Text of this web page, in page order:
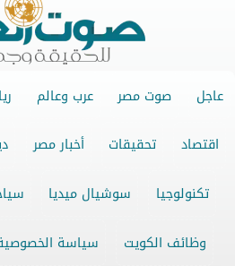
عاجل صوت مصر عرب وعالم
اقتصاد تحقيقات أخبار مصر
تكنولوجيا سوشيال ميديا
وظائف الكويت سياسة